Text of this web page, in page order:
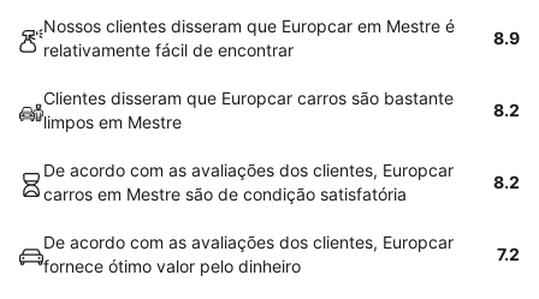
Nossos clientes disseram que Europcar em Mestre é
relativamente fácil de encontrar
8.9
Clientes disseram que Europcar carros são bastante
limpos em Mestre
8.2
De acordo com as avaliações dos clientes, Europcar
carros em Mestre são de condição satisfatória
8.2
De acordo com as avaliações dos clientes, Europcar
fornece ótimo valor pelo dinheiro
7.2